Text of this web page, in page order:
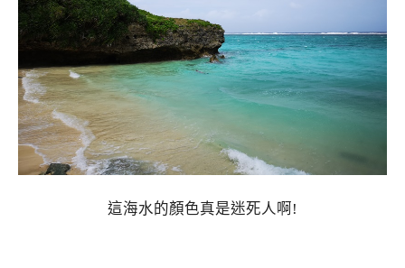
這海水的顏色真是迷死人啊!